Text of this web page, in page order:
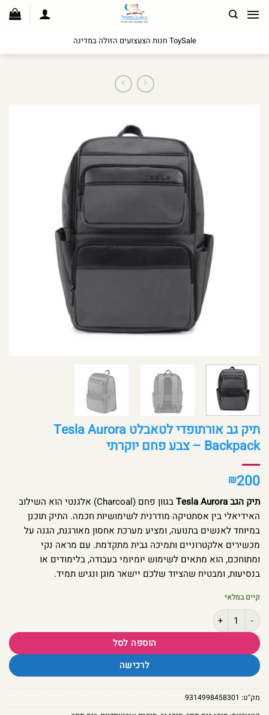
לתוכן
ToySale חנות הצעצועים הזולה במדינה
תיק גב אורתופדי לטאבלט Tesla Aurora
Backpack – צבע פחם יוקרתי
₪200
תיק הגב Tesla Aurora
בגוון פחם (Charcoal) אלגנטי הוא השילוב
האידיאלי בין אסתטיקה מודרנית לשימושיות חכמה. התיק תוכנן
במיוחד לאנשים בתנועה, ומציע מערכת אחסון מאורגנת, הגנה על
מכשירים אלקטרוניים ותמיכה גבית מתקדמת. עם מראה נקי
ומתוחכם, הוא מתאים לשימוש יומיומי בעבודה, בלימודים או
בנסיעות, ומבטיח שהציוד שלכם יישאר מוגן ונגיש תמיד.
קיים במלאי
כמות של תיק גב אורתופדי לטאבלט Tesla Aurora Backpack – צבע פחם יוקרתי
הוספה לסל
לרכישה
מק"ט: 9314998458301